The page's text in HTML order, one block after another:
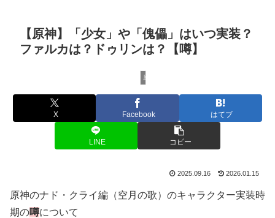
【原神】「少女」や「傀儡」はいつ実装？
ファルカは？ドゥリンは？【噂】
原神
X Facebook はてブ
LINE コピー
2025.09.16 2026.01.15
原神のナド・クライ編（空月の歌）のキャラクター実装時
期の噂について